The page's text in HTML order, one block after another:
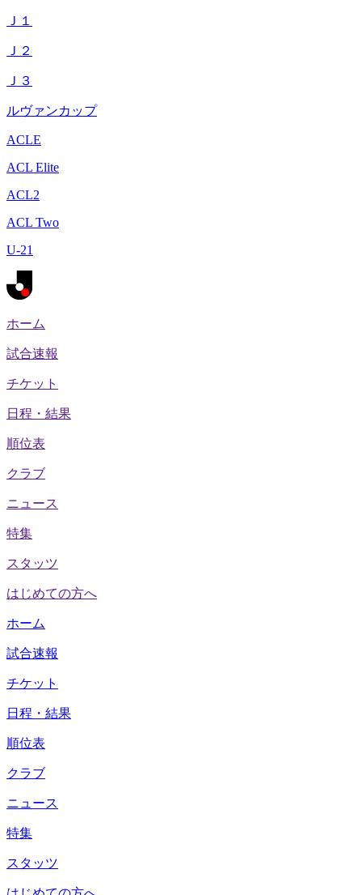
Ｊ１
Ｊ２
Ｊ３
ルヴァンカップ
ACLE
ACL Elite
ACL2
ACL Two
U-21
ホーム
試合速報
チケット
日程・結果
順位表
クラブ
ニュース
特集
スタッツ
はじめての方へ
ホーム
試合速報
チケット
日程・結果
順位表
クラブ
ニュース
特集
スタッツ